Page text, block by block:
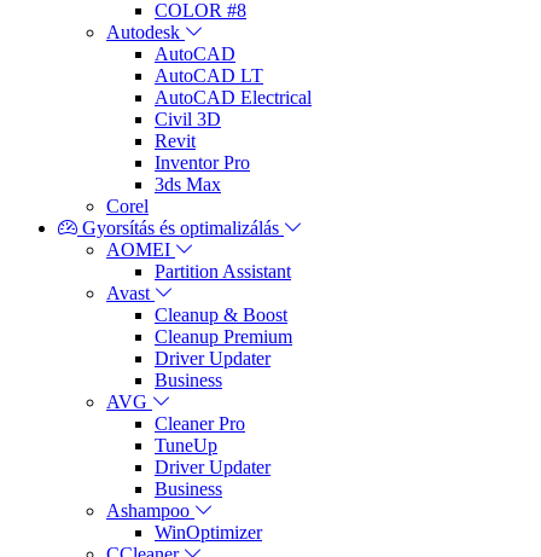
COLOR #8
Autodesk
AutoCAD
AutoCAD LT
AutoCAD Electrical
Civil 3D
Revit
Inventor Pro
3ds Max
Corel
Gyorsítás és optimalizálás
AOMEI
Partition Assistant
Avast
Cleanup & Boost
Cleanup Premium
Driver Updater
Business
AVG
Cleaner Pro
TuneUp
Driver Updater
Business
Ashampoo
WinOptimizer